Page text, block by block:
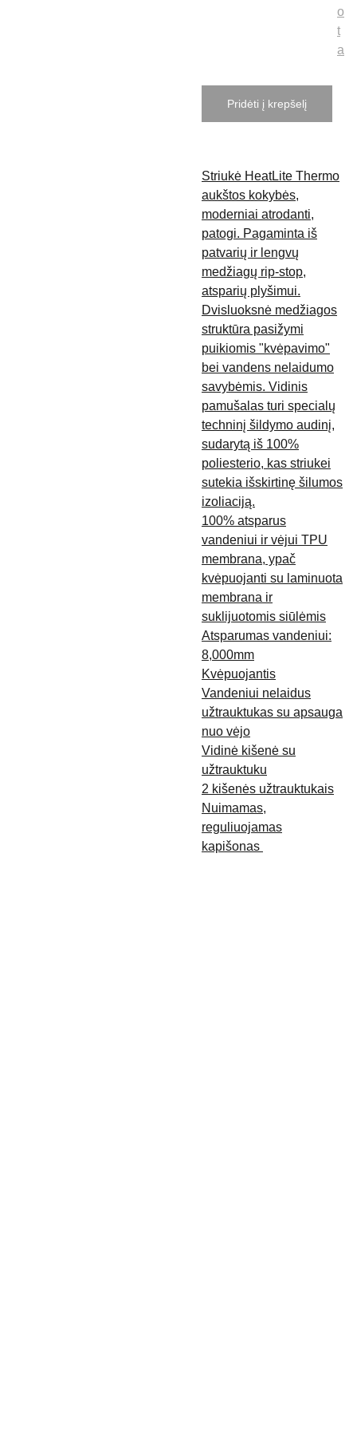
o
t
a
Pridėti į krepšelį
Striukė HeatLite Thermo
aukštos kokybės,
moderniai atrodanti,
patogi. Pagaminta iš
patvarių ir lengvų
medžiagų rip-stop,
atsparių plyšimui.
Dvisluoksnė medžiagos
struktūra pasižymi
puikiomis "kvėpavimo"
bei vandens nelaidumo
savybėmis. Vidinis
pamušalas turi specialų
techninį šildymo audinį,
sudarytą iš 100%
poliesterio, kas striukei
sutekia išskirtinę šilumos
izoliaciją.
100% atsparus
vandeniui ir vėjui TPU
membrana, ypač
kvėpuojanti su laminuota
membrana ir
suklijuotomis siūlėmis
Atsparumas vandeniui:
8,000mm
Kvėpuojantis
Vandeniui nelaidus
užtrauktukas su apsauga
nuo vėjo
Vidinė kišenė su
užtrauktuku
2 kišenės užtrauktukais
Nuimamas,
reguliuojamas
kapišonas